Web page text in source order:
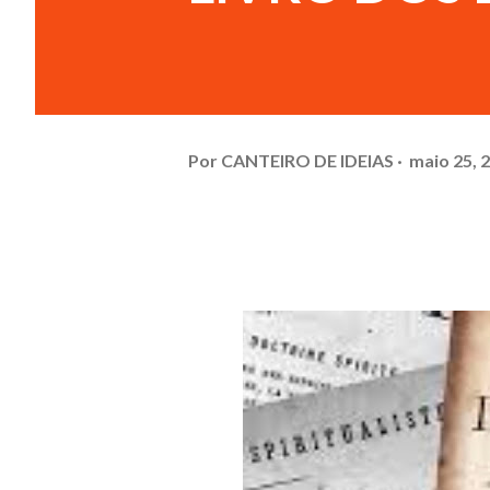
Por CANTEIRO DE IDEIAS maio 25,